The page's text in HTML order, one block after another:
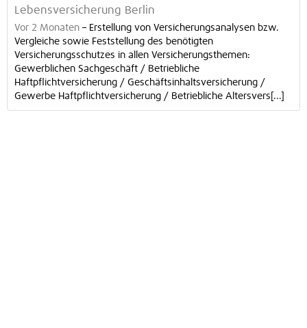
Lebensversicherung Berlin
Vor 2 Monaten – Erstellung von Versicherungsanalysen bzw.
Vergleiche sowie Feststellung des benötigten
Versicherungsschutzes in allen Versicherungsthemen:
Gewerblichen Sachgeschäft / Betriebliche
Haftpflichtversicherung / Geschäftsinhaltsversicherung /
Gewerbe Haftpflichtversicherung / Betriebliche Altersvers[...]